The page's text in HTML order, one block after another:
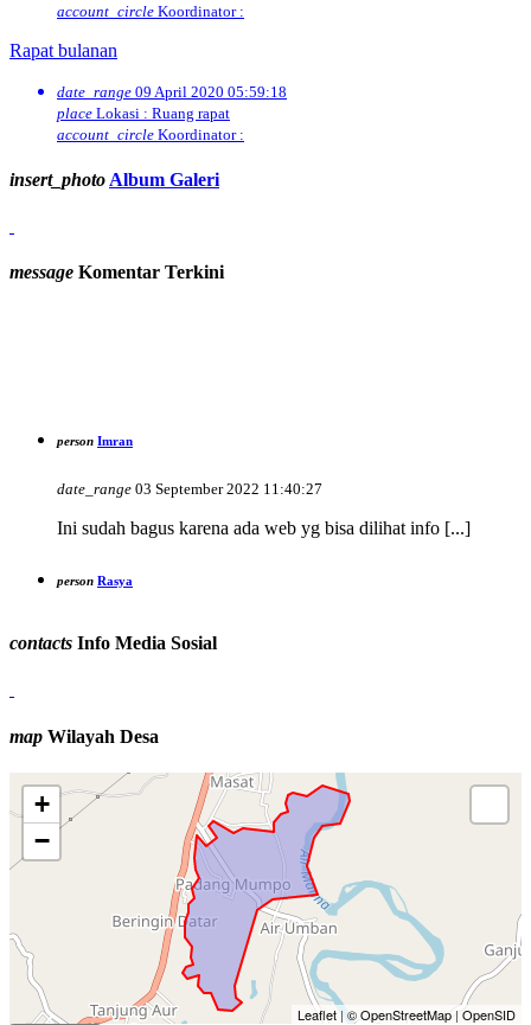
account_circle Koordinator :
Rapat bulanan
date_range 09 April 2020 05:59:18
place Lokasi : Ruang rapat
account_circle Koordinator :
insert_photo Album Galeri
message Komentar Terkini
Ini sudah bagus karena ada web yg bisa dilihat info [...]
Selamat atas keberhasilan desa padang mumpo dalam upaya
contacts Info Media Sosial
map Wilayah Desa
+
−
Leaflet | © OpenStreetMap | OpenSID